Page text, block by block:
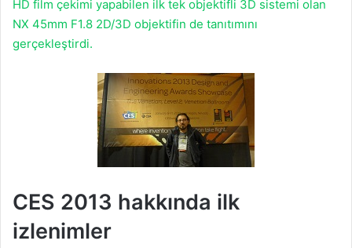
HD film çekimi yapabilen ilk tek objektifli 3D sistemi olan
NX 45mm F1.8 2D/3D objektifin de tanıtımını
gerçekleştirdi.
CES 2013 hakkında ilk
izlenimler